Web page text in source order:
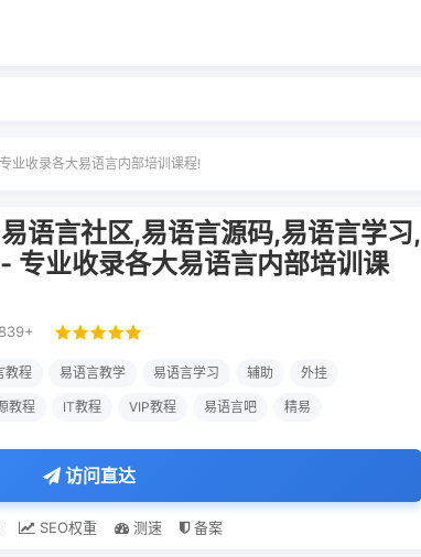
业收录各大易语言内部培训课程!
语言社区,易语言源码,易语言学习,
专业收录各大易语言内部培训课
教程 易语言教学 易语言学习 辅助 外挂
教程 IT教程 VIP教程 易语言吧 精易
访问直达
SEO权重 测速 备案